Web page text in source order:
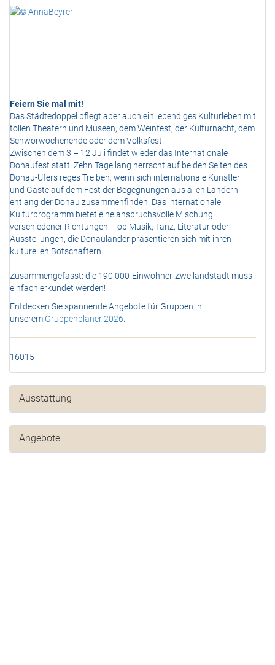
Feiern Sie mal mit!
Das Städtedoppel pflegt aber auch ein lebendiges Kulturleben mit
tollen Theatern und Museen, dem Weinfest, der Kulturnacht, dem
Schwörwochenende oder dem Volksfest.
Zwischen dem 3 – 12 Juli findet wieder das Internationale
Donaufest statt. Zehn Tage lang herrscht auf beiden Seiten des
Donau-Ufers reges Treiben, wenn sich internationale Künstler
und Gäste auf dem Fest der Begegnungen aus allen Ländern
entlang der Donau zusammenfinden. Das internationale
Kulturprogramm bietet eine anspruchsvolle Mischung
verschiedener Richtungen – ob Musik, Tanz, Literatur oder
Ausstellungen, die Donauländer präsentieren sich mit ihren
kulturellen Botschaftern.
Zusammengefasst: die 190.000-Einwohner-Zweilandstadt muss
einfach erkundet werden!
Entdecken Sie spannende Angebote für Gruppen in
unserem Gruppenplaner 2026
16015
Ausstattung
Angebote